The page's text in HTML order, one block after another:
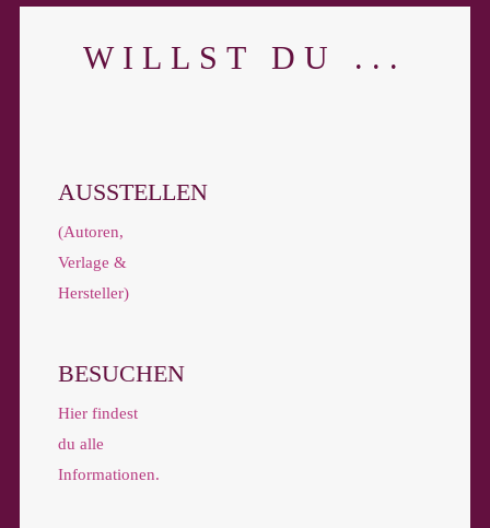
WILLST DU ...
AUSSTELLEN
(Autoren,
Verlage &
Hersteller)
BESUCHEN
Hier findest
du alle
Informationen.